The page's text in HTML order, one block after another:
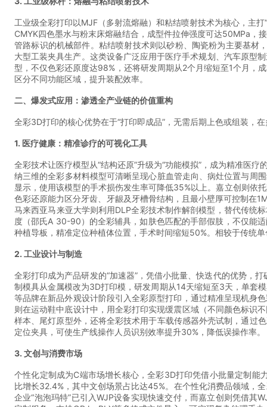
工业级全彩打印以MJF（多射流熔融）和粘结喷射技术为核心，主
CMYK四色墨水与粉末床熔融结合，成型件拉伸强度可达50MPa，
管路标识的机械部件。粘结喷射技术则以砂粉、陶瓷粉为主要基
大型工装夹具生产。这类设备广泛应用于医疗手术规划、汽车原型
型，不仅色彩还原度达98%，还将研发周期从2个月缩短至1个月，
区分不同功能区域，提升装配效率。
二、爆发式应用：渗透全产业链的价值重构
全彩3D打印的核心优势在于“打印即成品”，无需后期上色或组装，
1. 医疗健康：精准诊疗的可视化工具
全彩技术让医疗模型从“结构还原”升级为“功能模拟”，成为精准医
纳三维的全彩多材料模型可清晰呈现心脏血管走向、病灶位置与周
显示，使用该模型的手术损伤发生率可降低35%以上。嘉立创则依
色彩还原能力区分牙齿、牙龈及牙槽骨结构，且最小壁厚可控制在
马来西亚马来亚大学则利用DLP全彩技术制作解剖模型，替代传统
度（邵氏A 30-90）的全彩辅具，如肤色匹配的手部假肢，不仅能
种植导板，精准定位种植体位置，手术时间缩短50%。相较于传统
2. 工业设计与制造
全彩打印成为产品研发的“加速器”，凭借小批量、快迭代的优势，
制模具从金属模改为3D打印模，研发周期从14天缩短至3天，单套
等品牌在新品外观设计阶段引入全彩原型打印，通过精准呈现机身
则在运动鞋中底设计中，用全彩打印实现缓震区域（不同颜色标识
样本、尾灯原型外，还将全彩技术用于车载传感器外壳试制，通过
定位夹具，可使生产线操作人员识别效率提升30%，降低误操作率。
3. 文创与消费市场
个性化定制成为C端市场增长核心，全彩3D打印凭借小批量定制
比增长32.4%，其中文创场景占比达45%。在个性化消费品领域，
企业“泡泡玛特”已引入WJP设备实现快速交付，而嘉立创则凭借